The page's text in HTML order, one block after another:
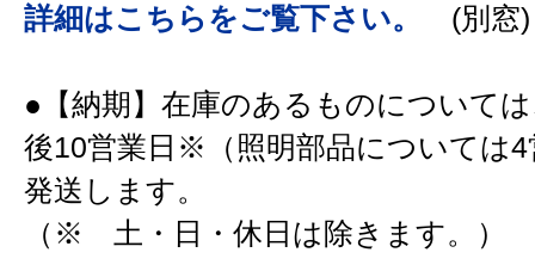
詳細はこちらをご覧下さい。
(別窓)
●【納期】在庫のあるものについて
後10営業日※（照明部品については4
発送します。
（※ 土・日・休日は除きます。）